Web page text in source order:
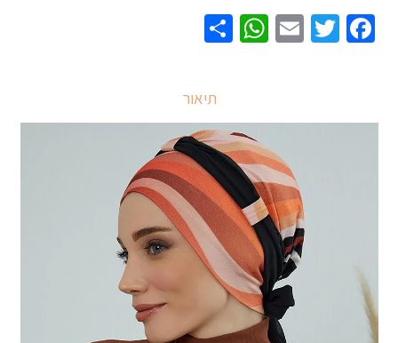
לנשים
אלסטית
Facebook
Twitter
Email
WhatsApp
תיאור